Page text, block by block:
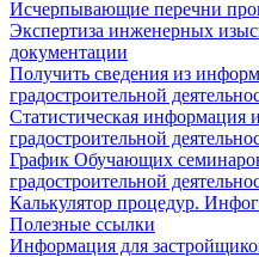
Исчерпывающие перечни
Экспертиза инженерных
документации
Получить сведения из
градостроительной
Статистическая информация
градостроительной
График Обучающих
градостроительной
Калькулятор процедур.
Полезные ссылки
Информация для